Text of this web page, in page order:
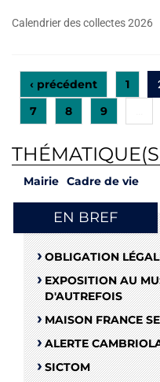
Calendrier des collectes 2026
‹ précédent 1
7
8 9
Mairie Cadre de vie
EN BREF
OBLIGATION
EXPOSITION AU
D'AUTREFOIS
MAISON FRANCE
ALERTE
SICTOM